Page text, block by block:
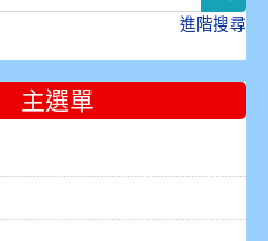
進階搜尋
主選單